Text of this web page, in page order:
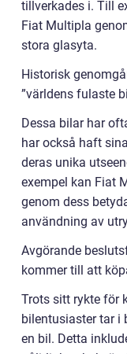
tillverkades i. Till
Fiat Multipla
stora glasyta.
Historisk
”världens fulaste
Dessa bilar har
har också haft
deras unika
exempel kan Fiat
genom dess
användning av
Avgörande
kommer till att
Trots sitt rykte för
bilentusiaster tar i
en bil. Detta